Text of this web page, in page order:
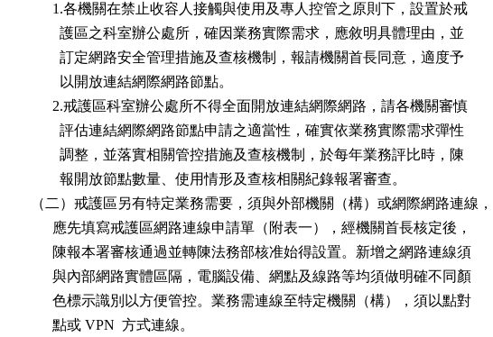
      1.各機關在禁止收容人接觸與使用及專人控管之原則下，設置於戒
        護區之科室辦公處所，確因業務實際需求，應敘明具體理由，並
        訂定網路安全管理措施及查核機制，報請機關首長同意，適度予
        以開放連結網際網路節點。
      2.戒護區科室辦公處所不得全面開放連結網際網路，請各機關審慎
        評估連結網際網路節點申請之適當性，確實依業務實際需求彈性
        調整，並落實相關管控措施及查核機制，於每年業務評比時，陳
        報開放節點數量、使用情形及查核相關紀錄報署審查。
（二）戒護區另有特定業務需要，須與外部機關（構）或網際網路連線，
      應先填寫戒護區網路連線申請單（附表一），經機關首長核定後，
      陳報本署審核通過並轉陳法務部核准始得設置。新增之網路連線須
      與內部網路實體區隔，電腦設備、網點及線路等均須做明確不同顏
      色標示識別以方便管控。業務需連線至特定機關（構），須以點對
      點或 VPN  方式連線。